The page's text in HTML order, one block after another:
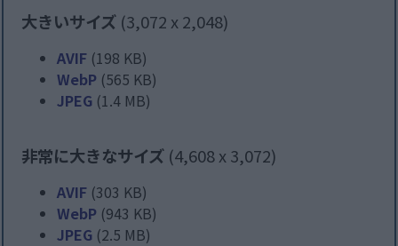
大きいサイズ (3,072 x 2,048)
AVIF (198 KB)
WebP (565 KB)
JPEG (1.4 MB)
非常に大きなサイズ (4,608 x 3,072)
AVIF (303 KB)
WebP (943 KB)
JPEG (2.5 MB)